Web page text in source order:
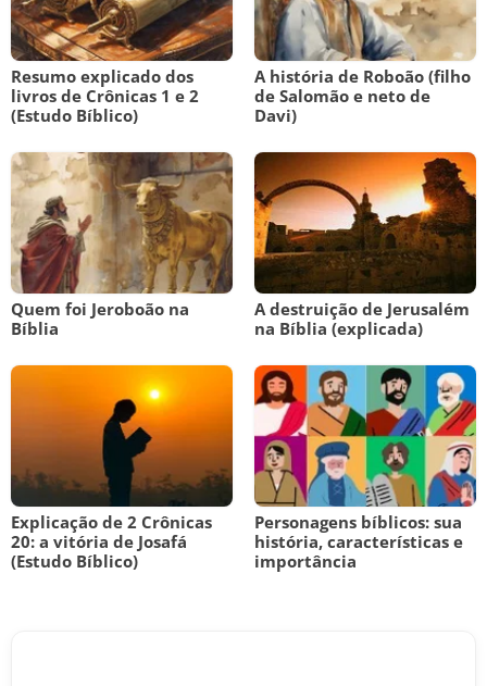
Resumo explicado dos
livros de Crônicas 1 e 2
(Estudo Bíblico)
A história de Roboão (filho
de Salomão e neto de
Davi)
Quem foi Jeroboão na
Bíblia
A destruição de Jerusalém
na Bíblia (explicada)
Explicação de 2 Crônicas
20: a vitória de Josafá
(Estudo Bíblico)
Personagens bíblicos: sua
história, características e
importância